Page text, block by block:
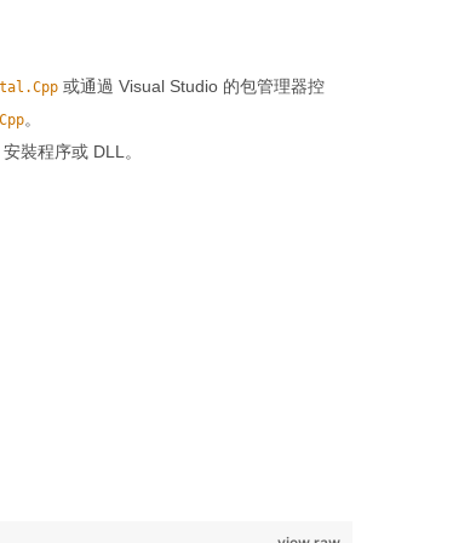
或通過 Visual Studio 的包管理器控
。
裝程序或 DLL。